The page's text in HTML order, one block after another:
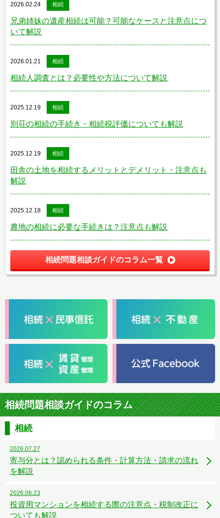
2026.02.24 相続
兄弟姉妹の遺産相続は可能？可能なケースと注意点につ
いて解説
2026.01.21 相続
相続人調査とは？必要性や方法について解説
2025.12.19 相続
別荘の相続の手続き・相続税評価についても解説
2025.12.19 相続
田舎の土地を相続するメリットとデメリット・注意点も
解説
2025.12.18 相続
農地の相続に必要な手続きは？注意点も解説
相続問題相談ガイドのコラム一覧
相続問題相談ガイドのコラム
相続
2026.07.27
寄与分とは？認められる条件・計算方法・請求の流れ
を解説
2026.06.23
投資用マンションを相続する際の注意点・税制改正に
ついても解説